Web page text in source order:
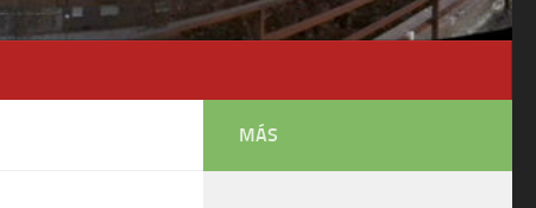
MÁS